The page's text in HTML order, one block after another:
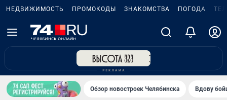
НЕДВИЖИМОСТЬ ПРОМОКОДЫ ЗНАКОМСТВА ПОГОДА
Обзор новостроек Челябинска Вдову